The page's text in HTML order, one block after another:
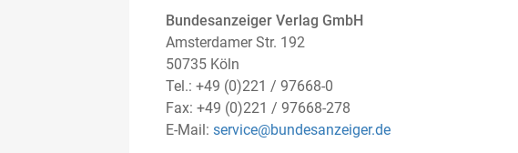
Bundesanzeiger Verlag GmbH
Amsterdamer Str. 192
50735 Köln
Tel.: +49 (0)221 / 97668-0
Fax: +49 (0)221 / 97668-278
E-Mail: service@bundesanzeiger.de